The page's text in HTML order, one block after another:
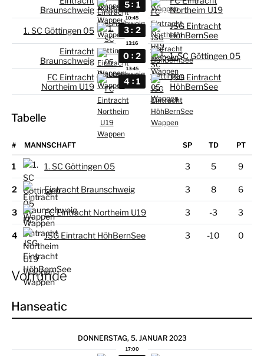
Braunschweig
5 : 1
Northeim U19
10:45
1. SC Göttingen 05 3 : 2
JSG Eintracht
HöhBernSee
13:16
Eintracht
Braunschweig
0 : 2 1. SC Göttingen 05
13:45
FC Eintracht
Northeim U19
4 : 1
JSG Eintracht
HöhBernSee
Tabelle
# MANNSCHAFT
1 1. SC Göttingen 05 3 5 9
2 Eintracht Braunschweig 3 8 6
3 FC Eintracht Northeim U19 3 -3 3
4 JSG Eintracht HöhBernSee 3 -10 0
Vorrunde
Hanseatic
DONNERSTAG, 5. JANUAR 2023
17:00